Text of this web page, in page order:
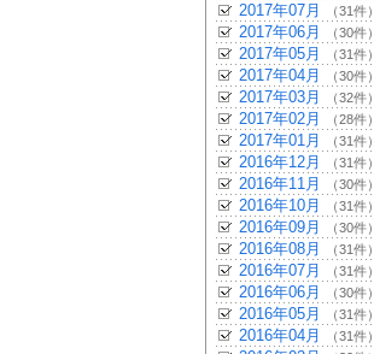
2017年07月 （31件）
2017年06月 （30件）
2017年05月 （31件）
2017年04月 （30件）
2017年03月 （32件）
2017年02月 （28件）
2017年01月 （31件）
2016年12月 （31件）
2016年11月 （30件）
2016年10月 （31件）
2016年09月 （30件）
2016年08月 （31件）
2016年07月 （31件）
2016年06月 （30件）
2016年05月 （31件）
2016年04月 （31件）